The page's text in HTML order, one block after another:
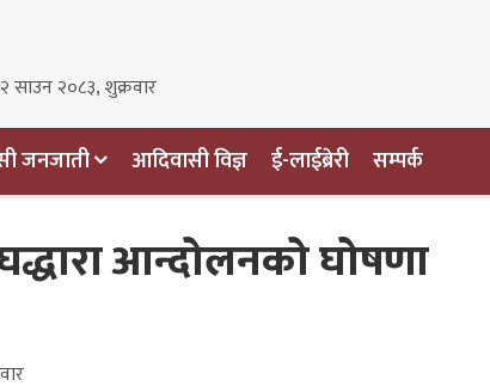
साउन २०८३, शुक्रवार
जनजाती आदिवासी विज्ञ ई-लाईब्रेरी सम्पर्क
आन्दोलनको घोषणा